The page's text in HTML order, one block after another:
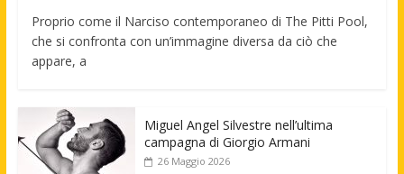
Proprio come il Narciso contemporaneo di The Pitti Pool,
che si confronta con un’immagine diversa da ciò che
appare, a
Miguel Angel Silvestre nell’ultima
campagna di Giorgio Armani
26 Maggio 2026